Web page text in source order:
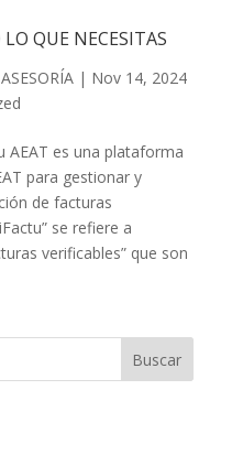
QUE NECESITAS
| Nov 14, 2024
AEAT es una plataforma
para gestionar y
de facturas
se refiere a
verificables” que son
Buscar